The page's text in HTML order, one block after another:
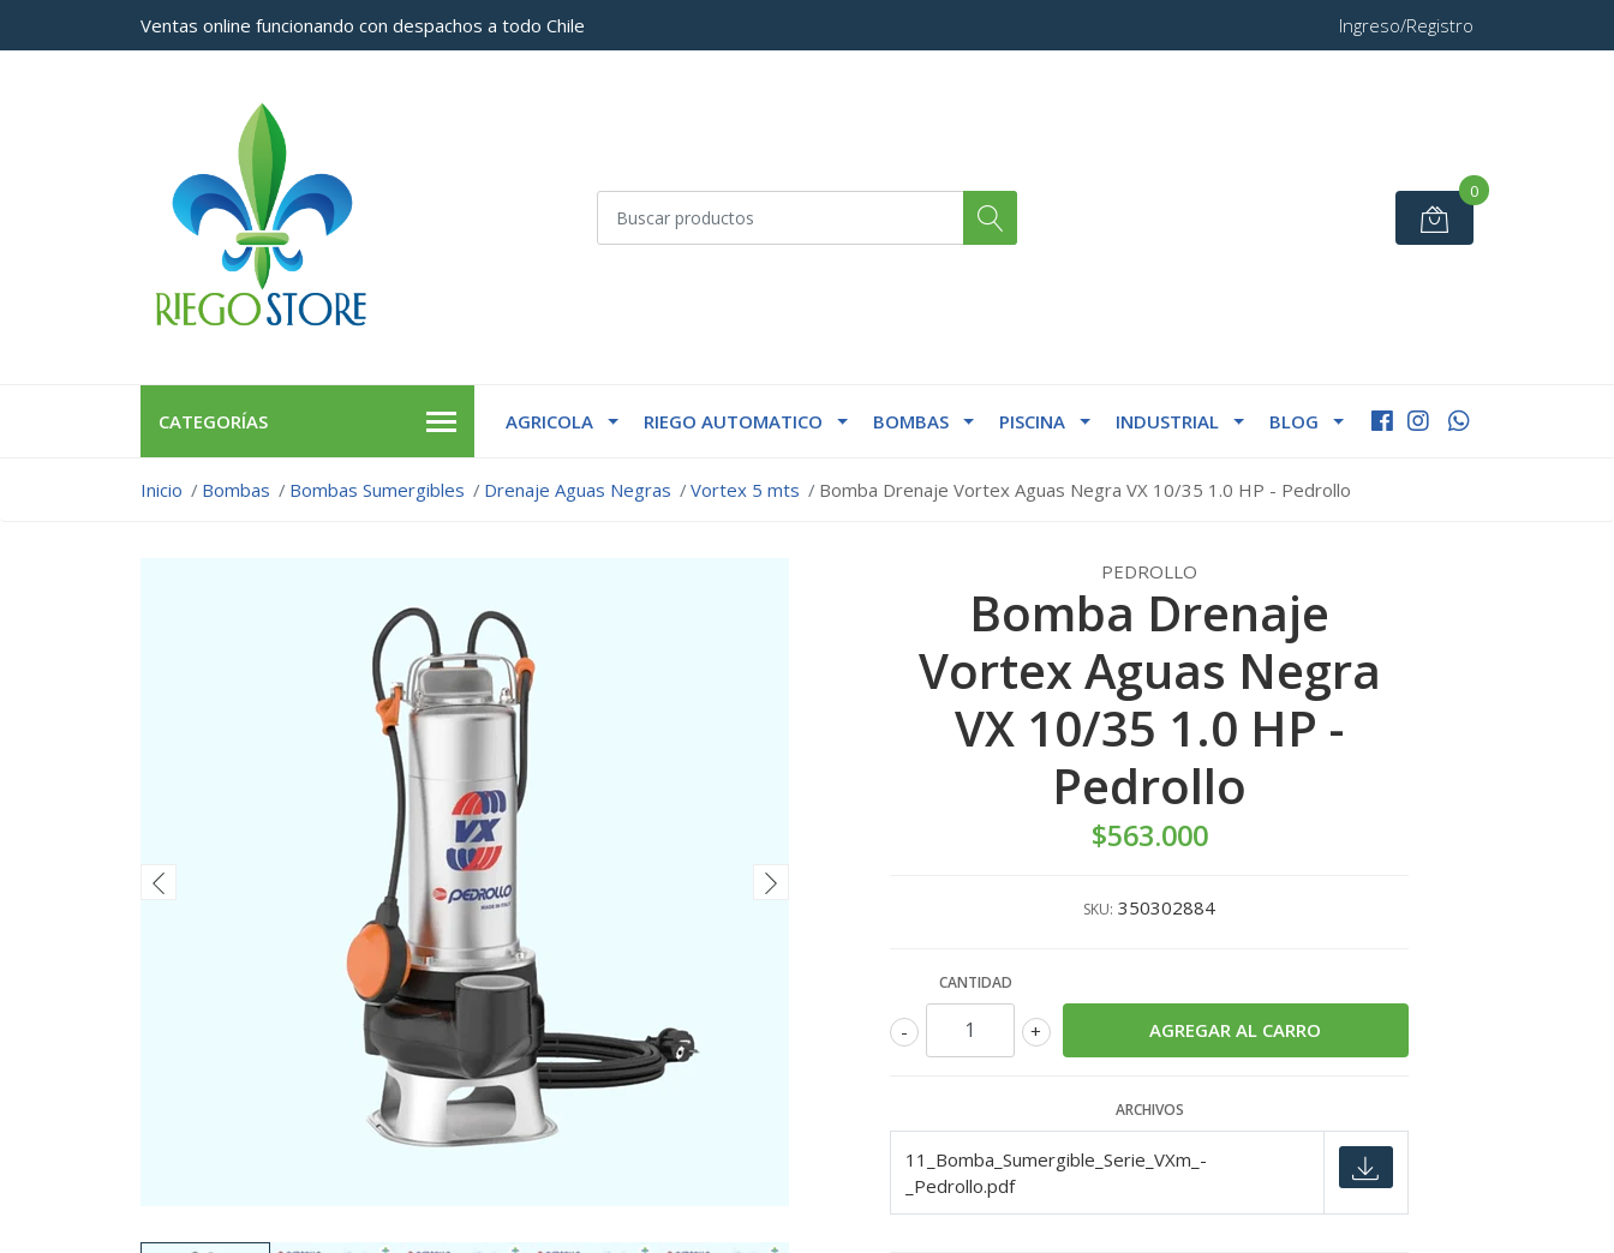
Ventas online funcionando con despachos a todo Chile Ingreso/Registro
0
CATEGORÍAS AGRICOLA RIEGO AUTOMATICO BOMBAS PISCINA INDUSTRIAL BLOG
Inicio Bombas Bombas Sumergibles Drenaje Aguas Negras Vortex 5 mts Bomba Drenaje Vortex Aguas Negra VX 10/35 1.0 HP - Pedrollo
PEDROLLO
Bomba Drenaje
Vortex Aguas Negra
VX 10/35 1.0 HP -
Pedrollo
$563.000
SKU: 350302884
CANTIDAD
+
-
ARCHIVOS
11_Bomba_Sumergible_Serie_VXm_-
_Pedrollo.pdf